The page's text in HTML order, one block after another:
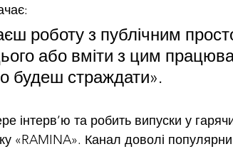
роботу з публічним
або вміти з цим
будеш страждати».
інтерв’ю та робить випуски у
«RAMINA». Канал доволі